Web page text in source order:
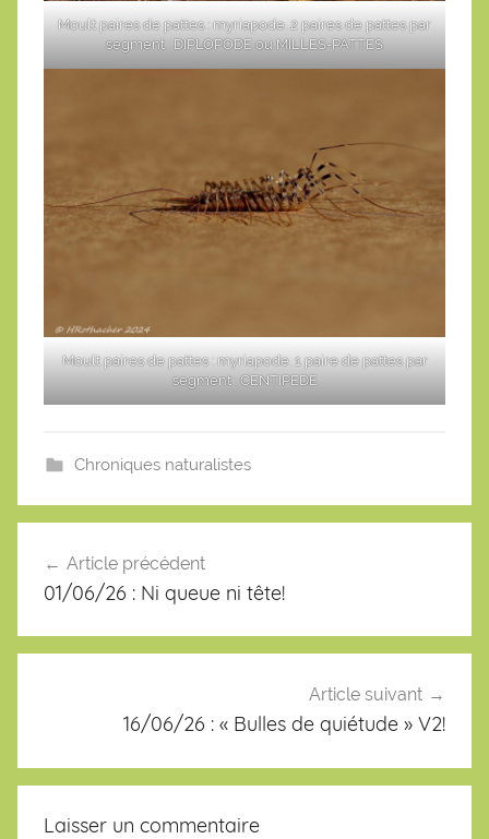
Moult paires de pattes : myriapode. 2 paires de pattes par
segment : DIPLOPODE ou MILLES-PATTES
Moult paires de pattes : myriapode. 1 paire de pattes par
segment : CENTIPEDE
Chroniques naturalistes
l’article
Article précédent
01/06/26 : Ni queue ni tête!
Article suivant
16/06/26 : « Bulles de quiétude » V2!
Laisser un commentaire